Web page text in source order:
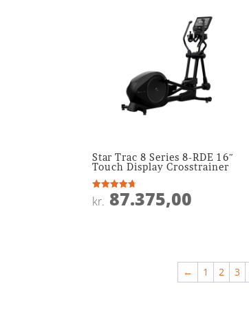
Star Trac 8 Series 8-RDE 16″
Touch Display Crosstrainer
Vurderet
4.7
kr. 87.375,00
← 1 2 3